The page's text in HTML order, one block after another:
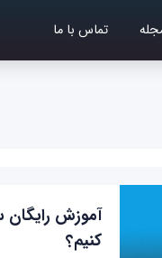
تماس با ما
آموزش رایگان
کنیم؟